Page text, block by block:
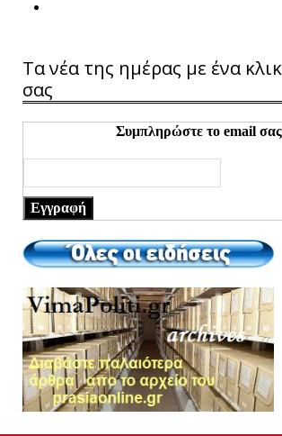
Τα νέα της ημέρας με ένα
σας
Συμπληρώστε το email
Εγγραφή